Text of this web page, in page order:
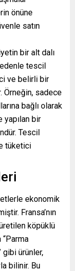
önüne
satın
bir alt dalı
tescil
ve belirli bir
Örneğin, sadece
bağlı olarak
bir
Tescil
tüketici
ekonomik
Fransa’nın
köpüklü
“Parma
gibi ürünler,
bilinir. Bu